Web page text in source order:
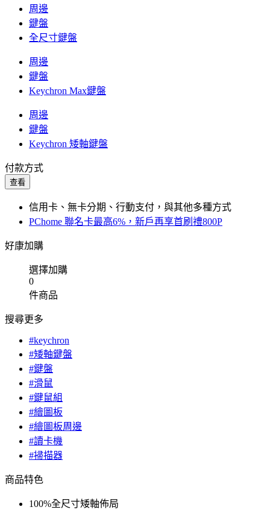
周邊
鍵盤
全尺寸鍵盤
周邊
鍵盤
Keychron Max鍵盤
周邊
鍵盤
Keychron 矮軸鍵盤
付款方式
查看
信用卡、無卡分期、行動支付，與其他多種方式
PChome 聯名卡最高6%，新戶再享首刷禮800P
好康加購
選擇加購
0
件商品
搜尋更多
#keychron
#矮軸鍵盤
#鍵盤
#滑鼠
#鍵鼠組
#繪圖板
#繪圖板周邊
#讀卡機
#掃描器
商品特色
100%全尺寸矮軸佈局